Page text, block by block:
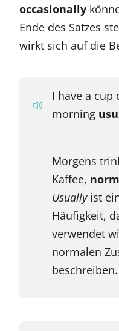
occasionally
Ende des Satzes
wirkt sich auf die
I have a cup
morning
Morgens
Kaffee,
Usuallyist
Häufigkeit,
verwendet
normalen
beschreiben.